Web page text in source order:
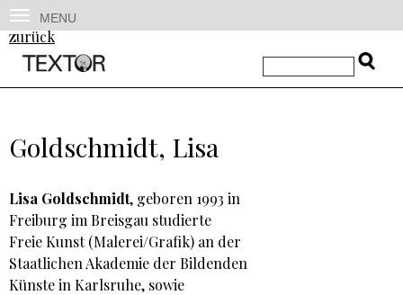
MENU
zurück
Goldschmidt, Lisa
Lisa Goldschmidt, geboren 1993 in
Freiburg im Breisgau studierte
Freie Kunst (Malerei/Grafik) an der
Staatlichen Akademie der Bildenden
Künste in Karlsruhe, sowie